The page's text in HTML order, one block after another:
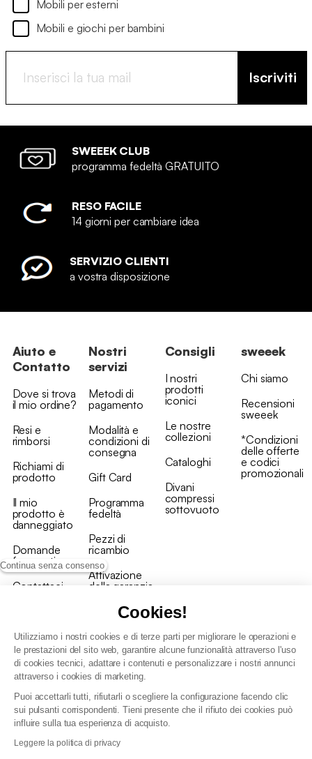
Continua senza consenso
Cookies!
Utilizziamo i nostri cookies e di terze parti per migliorare le operazioni e
le prestazioni del sito web, garantire alcune funzionalità attraverso l'uso
di cookies tecnici, adattare i contenuti e personalizzare i nostri annunci
attraverso i cookies di marketing.
Puoi accettarli tutti, rifiutarli o scegliere la configurazione facendo clic
sui pulsanti corrispondenti. Tieni presente che il rifiuto dei cookies può
influire sulla tua esperienza di acquisto.
Leggere la politica di privacy
Mobili per esterni
Mobili e giochi per bambini
Iscriviti
SWEEEK CLUB
programma fedeltà GRATUITO
RESO FACILE
14 giorni per cambiare idea
SERVIZIO CLIENTI
a vostra disposizione
Aiuto e
Contatto
Dove si trova
il mio ordine?
Resi e
rimborsi
Richiami di
prodotto
Il mio
prodotto è
danneggiato
Domande
frequenti
Contattaci
Nostri
servizi
Metodi di
pagamento
Modalità e
condizioni di
consegna
Gift Card
Programma
fedeltà
Pezzi di
ricambio
Attivazione
della garanzia
Consigli
I nostri
prodotti
iconici
Le nostre
collezioni
Cataloghi
Divani
compressi
sottovuoto
sweeek
Chi siamo
Recensioni
sweeek
*Condizioni
delle offerte
e codici
promozionali
Condizioni generali vendita
Politica di gestione dei dati personali e dei cookie
Condizioni generali di vendita per clienti professionali
Dichiarazione di accessibilità